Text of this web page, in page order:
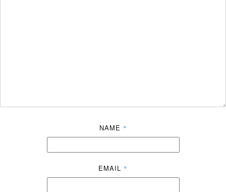
NAME *
EMAIL *